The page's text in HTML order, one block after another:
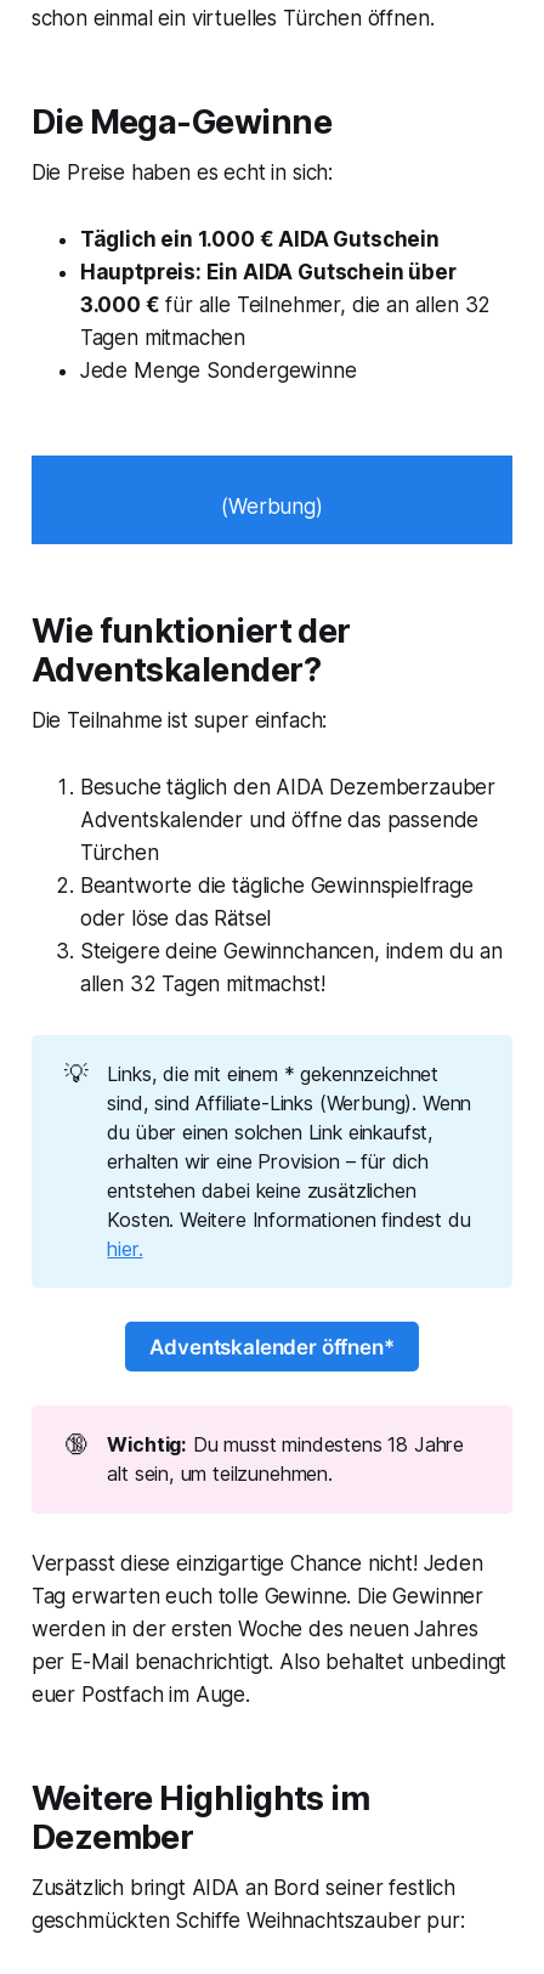
schon einmal ein virtuelles Türchen öffnen.
Die Mega-Gewinne
Die Preise haben es echt in sich:
Täglich ein 1.000 € AIDA Gutschein
Hauptpreis: Ein AIDA Gutschein über
3.000 € für alle Teilnehmer, die an allen 32
Tagen mitmachen
Jede Menge Sondergewinne
(Werbung)
Wie funktioniert der
Adventskalender?
Die Teilnahme ist super einfach:
Besuche täglich den AIDA Dezemberzauber
Adventskalender und öffne das passende
Türchen
Beantworte die tägliche Gewinnspielfrage
oder löse das Rätsel
Steigere deine Gewinnchancen, indem du an
allen 32 Tagen mitmachst!
💡
Links, die mit einem * gekennzeichnet
sind, sind Affiliate-Links (Werbung). Wenn
du über einen solchen Link einkaufst,
erhalten wir eine Provision – für dich
entstehen dabei keine zusätzlichen
Kosten. Weitere Informationen findest du
hier.
Adventskalender öffnen*
🔞 Wichtig: Du musst mindestens 18 Jahre
alt sein, um teilzunehmen.
Verpasst diese einzigartige Chance nicht! Jeden
Tag erwarten euch tolle Gewinne. Die Gewinner
werden in der ersten Woche des neuen Jahres
per E-Mail benachrichtigt. Also behaltet unbedingt
euer Postfach im Auge.
Weitere Highlights im
Dezember
Zusätzlich bringt AIDA an Bord seiner festlich
geschmückten Schiffe Weihnachtszauber pur: